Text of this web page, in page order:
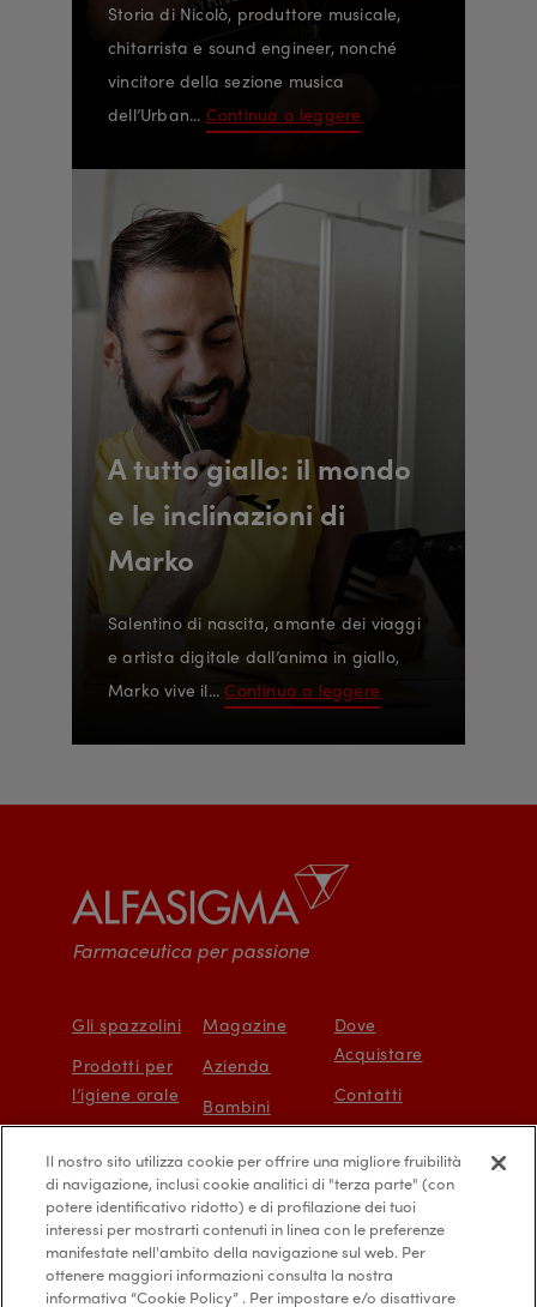
Storia di Nicolò, produttore musicale,
chitarrista e sound engineer, nonché
vincitore della sezione musica
dell’Urban... Continua a leggere
A tutto giallo: il mondo
e le inclinazioni di
Marko
Salentino di nascita, amante dei viaggi
e artista digitale dall’anima in giallo,
Marko vive il...Continua a leggere
Farmaceutica per passione
Gli spazzolini
Prodotti per
l’igiene orale
Protezione e
prevenzione
Magazine
Azienda
Bambini
Dove
Acquistare
Contatti
Mappa del sito
Accessibilità
digitale
Il nostro sito utilizza cookie per offrire una migliore fruibilità
di navigazione, inclusi cookie analitici di "terza parte" (con
potere identificativo ridotto) e di profilazione dei tuoi
interessi per mostrarti contenuti in linea con le preferenze
manifestate nell'ambito della navigazione sul web. Per
ottenere maggiori informazioni consulta la nostra
informativa “Cookie Policy” . Per impostare e/o disattivare